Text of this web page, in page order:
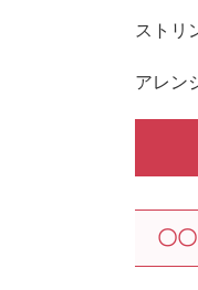
ストリ
アレン
〇